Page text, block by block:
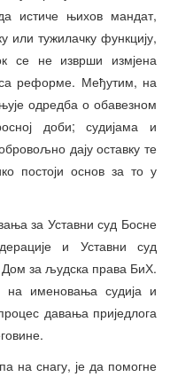
истиче њихов мандат,
или тужилачку функцију,
се не изврши измјена
реформе. Међутим, на
одредба о обавезном
доби; судијама и
дају оставку те
постоји основ за то у
за Уставни суд Босне
и Уставни суд
за људска права БиХ.
именовања судија и
давања приједлога
на снагу, је да помогне